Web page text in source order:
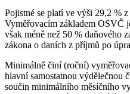
Pojistné se platí ve výši 29,2 %
Vyměřovacím základem OSVČ
však méně než 50 % daňového
zákona o daních z příjmů po
Minimálně činí (roční)
hlavní samostatnou výdělečnou
součin minimálního měsíčního